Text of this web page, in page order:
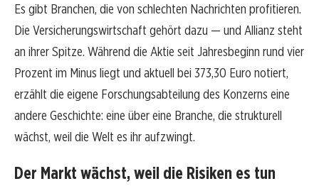
Es gibt Branchen, die von schlechten Nachrichten profitieren.
Die Versicherungswirtschaft gehört dazu — und Allianz steht
an ihrer Spitze. Während die Aktie seit Jahresbeginn rund vier
Prozent im Minus liegt und aktuell bei 373,30 Euro notiert,
erzählt die eigene Forschungsabteilung des Konzerns eine
andere Geschichte: eine über eine Branche, die strukturell
wächst, weil die Welt es ihr aufzwingt.
Der Markt wächst, weil die Risiken es tun